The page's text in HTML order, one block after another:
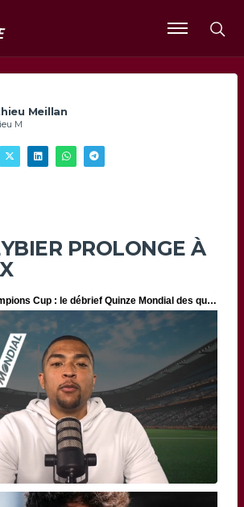
Ouvrir
le
Meillan
M
PROLONGE À